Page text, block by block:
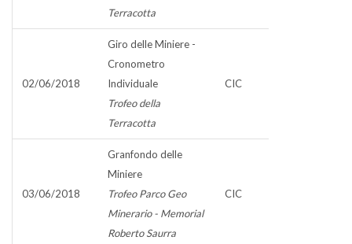
Terracotta
02/06/2018
Giro delle Miniere -
Cronometro
Individuale
Trofeo della
Terracotta
CIC
03/06/2018
Granfondo delle
Miniere
Trofeo Parco Geo
Minerario - Memorial
Roberto Saurra
CIC